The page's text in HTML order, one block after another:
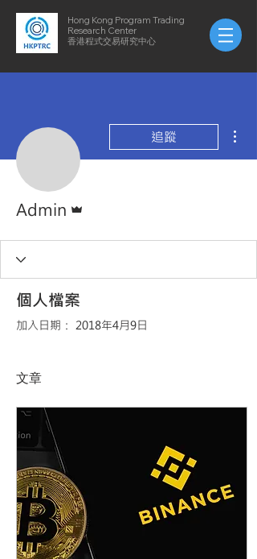
Hong Kong Program Trading
Research Center
​​香港程式交易研究中心
追蹤
Admin
個人檔案
加入日期： 2018年4月9日
文章